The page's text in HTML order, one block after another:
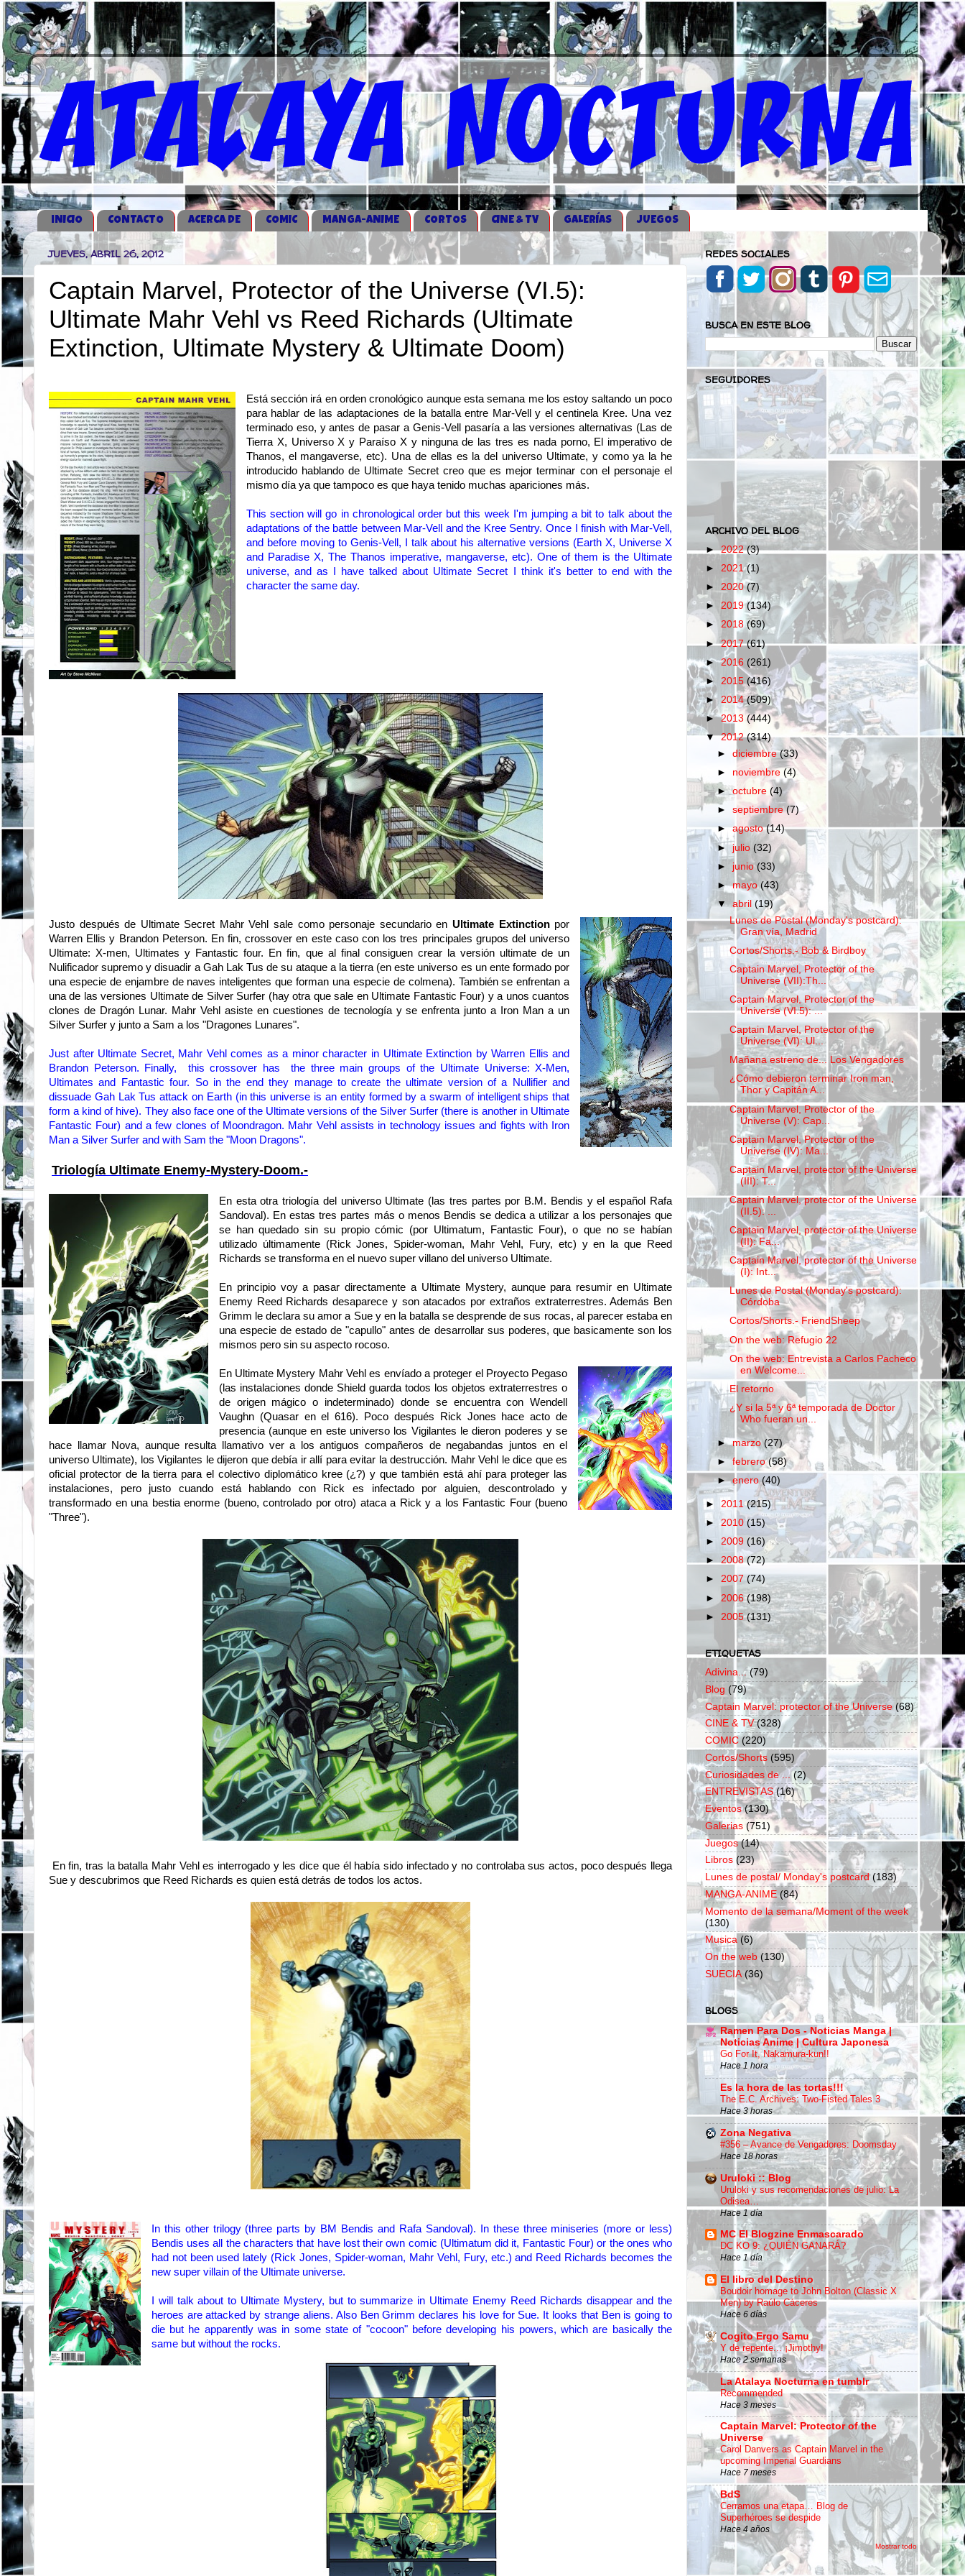
iNICIO CONTACTO ACERCA DE COMIC MANGA-ANIME CORTOS CINE & TV GALERÍAS JUEGOS
JUEVES, ABRIL 26, 2012
Captain Marvel, Protector of the Universe (VI.5):
Ultimate Mahr Vehl vs Reed Richards (Ultimate
Extinction, Ultimate Mystery & Ultimate Doom)
Está sección irá en orden cronológico aunque esta semana me los estoy saltando un poco
para hablar de las adaptaciones de la batalla entre Mar-Vell y el centinela Kree. Una vez
terminado eso, y antes de pasar a Genis-Vell pasaría a las versiones alternativas (Las de
Tierra X, Universo X y Paraíso X y ninguna de las tres es nada porno, El imperativo de
Thanos, el mangaverse, etc). Una de ellas es la del universo Ultimate, y como ya la he
introducido hablando de Ultimate Secret creo que es mejor terminar con el personaje el
mismo día ya que tampoco es que haya tenido muchas apariciones más.
This section will go in chronological order but this week I'm jumping a bit to talk about the
adaptations of the battle between Mar-Vell and the Kree Sentry. Once I finish with Mar-Vell,
and before moving to Genis-Vell, I talk about his alternative versions (Earth X, Universe X
and Paradise X, The Thanos imperative, mangaverse, etc). One of them is the Ultimate
universe, and as I have talked about Ultimate Secret I think it's better to end with the
character the same day.
Justo después de Ultimate Secret Mahr Vehl sale como personaje secundario en Ultimate Extinction por
Warren Ellis y Brandon Peterson. En fin, crossover en este caso con los tres principales grupos del universo
Ultimate: X-men, Ultimates y Fantastic four. En fin, que al final consiguen crear la versión ultimate de un
Nulificador supremo y disuadir a Gah Lak Tus de su ataque a la tierra (en este universo es un ente formado por
una especie de enjambre de naves inteligentes que forman una especie de colmena). También se enfrentan a
una de las versiones Ultimate de Silver Surfer (hay otra que sale en Ultimate Fantastic Four) y a unos cuantos
clones de Dragón Lunar. Mahr Vehl asiste en cuestiones de tecnología y se enfrenta junto a Iron Man a un
Silver Surfer y junto a Sam a los "Dragones Lunares".
Just after Ultimate Secret, Mahr Vehl comes as a minor character in Ultimate Extinction by Warren Ellis and
Brandon
Peterson. Finally, thiscrossover has the three main groups of the Ultimate Universe: X-Men,
Ultimates and Fantastic four. So in the end they manage to create the ultimate version of a Nullifier and
dissuade Gah Lak Tus attack on Earth (in this universe is an entity formed by a swarm of intelligentships that
form a kind of hive). They also face one of the Ultimate versions of the Silver Surfer (there is another in Ultimate
Fantastic Four) and a few clones of Moondragon. Mahr Vehl assists in technology issues and fights with
Iron
Man a Silver Surfer and with Sam the "Moon Dragons".
Triología Ultimate Enemy-Mystery-Doom.-
En esta otra triología del universo Ultimate (las tres partes por B.M. Bendis y el español Rafa
Sandoval). En estas tres partes más o menos Bendis se dedica a utilizar a los personajes que
se han quedado sin su propio cómic (por Ultimatum, Fantastic Four), o que no se habían
utilizado últimamente (Rick Jones, Spider-woman, Mahr Vehl, Fury, etc) y en la que Reed
Richards se transforma en el nuevo super villano del universo Ultimate.
En principio voy a pasar directamente a Ultimate Mystery, aunque para resumir en Ultimate
Enemy Reed Richards desaparece y son atacados por extraños extraterrestres. Además Ben
Grimm le declara su amor a Sue y en la batalla se desprende de sus rocas, al parecer estaba en
una especie de estado de "capullo" antes de desarrollar sus poderes, que basicamente son los
mismos pero sin su aspecto rocoso.
En Ultimate Mystery Mahr Vehl es envíado a proteger el Proyecto Pegaso
(las instalaciones donde Shield guarda todos los objetos extraterrestres o
de origen mágico o indeterminado) donde se encuentra con Wendell
Vaughn (Quasar en el 616). Poco después Rick Jones hace acto de
presencia (aunque en este universo los Vigilantes le dieron poderes y se
hace llamar Nova, aunque resulta llamativo ver a los antiguos compañeros de negabandas juntos en el
universo Ultimate), los Vigilantes le dijeron que debía ir allí para evitar la destrucción. Mahr Vehl le dice que es
oficial protector de la tierra para el colectivo diplomático kree (¿?) y que también está ahí para proteger las
instalaciones, pero justo cuando está hablando con Rick es infectado por alguien, descontrolado y
transformado en una bestia enorme (bueno, controlado por otro) ataca a Rick y a los Fantastic Four (bueno
"Three").
En fin, tras la batalla Mahr Vehl es interrogado y les dice que él había sido infectado y no controlaba sus actos, poco después llega
Sue y descubrimos que Reed Richards es quien está detrás de todos los actos.
In this other trilogy (three parts by BM Bendis and Rafa Sandoval). In these three miniseries (more or less)
Bendis uses all the characters that have lost their own comic (Ultimatum did it, Fantastic Four) or the ones who
had not been used
lately (RickJones, Spider-woman, Mahr Vehl , Fury, etc.) and Reed Richards becomes the
new super villainof the Ultimate universe.
I will talk about to Ultimate Mystery, but to summarize in Ultimate Enemy Reed Richards disappear and the
heroes are attacked by strange aliens. Also Ben Grimm declares his love for Sue.
It looks that Ben is going to
die but he apparentlywas in some state of "cocoon" before developing his powers, which are basicallythe
same but without the rocks.
REDES SOCIALES
BUSCA EN ESTE BLOG
SEGUIDORES
ARCHIVO DEL BLOG
►2022(3)
► 2021(1)
► 2020(7)
► 2019(134)
► 2018(69)
►2017(61)
►2016 (261)
► 2015 (416)
► 2014(509)
►2013 (444)
▼2012(314)
►diciembre(33)
► noviembre(4)
►octubre(4)
►septiembre(7)
►agosto(14)
►julio(32)
► junio(33)
►mayo(43)
▼abril(19)
Lunes de Postal (Monday's postcard):
Gran vía, Madrid
Cortos/Shorts.- Bob & Birdboy
Captain Marvel, Protector of the
Universe (VII):Th...
Captain Marvel, Protector of the
Universe (VI.5): ...
Captain Marvel, Protector of the
Universe (VI): Ul...
Mañana estreno de... Los Vengadores
¿Cómo debieron terminar Iron man,
Thor y Capitán A...
Captain Marvel, Protector of the
Universe (V): Cap...
Captain Marvel, Protector of the
Universe (IV): Ma...
Captain Marvel, protector of the Universe
(III): T...
Captain Marvel, protector of the Universe
(II.5): ...
Captain Marvel, protector of the Universe
(II): Fa...
Captain Marvel, protector of the Universe
(I): Int...
Lunes de Postal (Monday's postcard):
Córdoba
Cortos/Shorts.- FriendSheep
On the web: Refugio 22
On the web: Entrevista a Carlos Pacheco
en Welcome...
El retorno
¿Y si la 5ª y 6ª temporada de Doctor
Who fueran un...
►marzo(27)
►febrero(58)
►enero(40)
► 2011(215)
►2010(15)
► 2009 (16)
►2008(72)
► 2007 (74)
► 2006(198)
► 2005(131)
ETIQUETAS
Adivina... (79)
Blog (79)
Captain Marvel: protector of the Universe (68)
CINE & TV (328)
COMIC (220)
Cortos/Shorts (595)
Curiosidades de ... (2)
ENTREVISTAS (16)
Eventos (130)
Galerias (751)
Juegos (14)
Libros (23)
Lunes de postal/ Monday's postcard (183)
MANGA-ANIME (84)
Momento de la semana/Moment of the week
(130)
Musica (6)
On the web (130)
SUECIA (36)
BLOGS
Ramen Para Dos - Noticias Manga |
Noticias Anime | Cultura Japonesa
Go For It, Nakamura-kun!!
Hace 1 hora
Es la hora de las tortas!!!
The E.C. Archives: Two-Fisted Tales 3
Hace 3 horas
Zona Negativa
#356 – Avance de Vengadores: Doomsday
Hace 18 horas
Uruloki :: Blog
Uruloki y sus recomendaciones de julio: La
Odisea…
Hace 1 día
MC El Blogzine Enmascarado
DC KO 9: ¿QUIÉN GANARÁ?
Hace 1 día
El libro del Destino
Boudoir homage to John Bolton (Classic X
Men) by Raúlo Cáceres
Hace 6 días
Cogito Ergo Samu
Y de repente... ¡Jimothy!
Hace 2 semanas
La Atalaya Nocturna en tumblr
Recommended
Hace 3 meses
Captain Marvel: Protector of the
Universe
Carol Danvers as Captain Marvel in the
upcoming Imperial Guardians
Hace 7 meses
BdS
Cerramos una etapa… Blog de
Superhéroes se despide
Hace 4 años
Mostrar todo